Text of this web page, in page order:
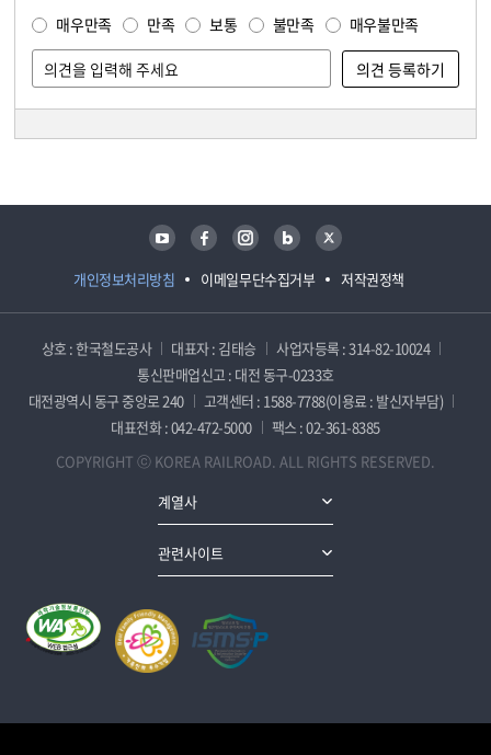
매우만족 만족 보통 불만족 매우불만족
개인정보처리방침 이메일무단수집거부 저작권정책
유튜브 페이스북 인스타그램 블로그 트위터
상호 : 한국철도공사 대표자 : 김태승
사업자등록 : 314-82-10024
통신판매업신고 : 대전 동구-0233호
대전광역시 동구 중앙로 240
고객센터 : 1588-7788(이용료 : 발신자부담)
대표전화 : 042-472-5000
팩스 : 02-361-8385
COPYRIGHT ⓒ KOREA RAILROAD. ALL RIGHTS RESERVED.
계열사
관련사이트